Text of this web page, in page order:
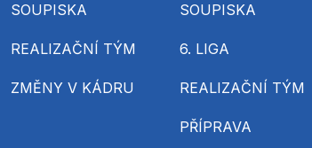
SOUPISKA
REALIZAČNÍ TÝM
ZMĚNY V KÁDRU
SOUPISKA
6. LIGA
REALIZAČNÍ TÝM
PŘÍPRAVA